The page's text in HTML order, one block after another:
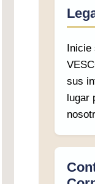
Inicie
sus
lugar